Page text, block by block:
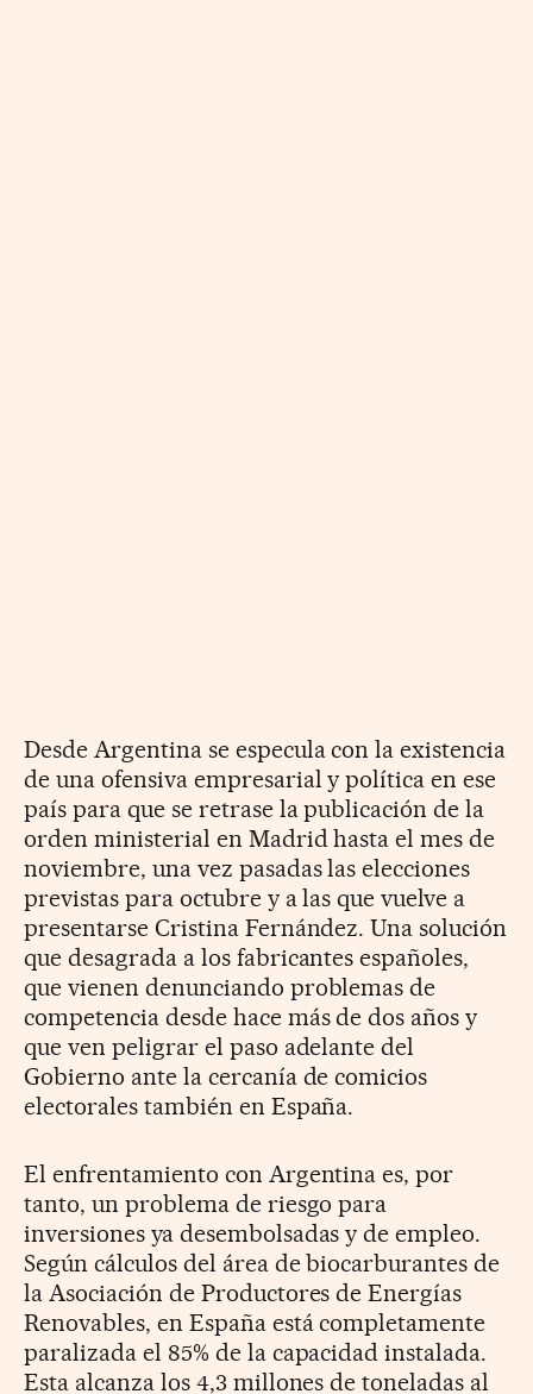
Desde Argentina se especula con la existencia
de una ofensiva empresarial y política en ese
país para que se retrase la publicación de la
orden ministerial en Madrid hasta el mes de
noviembre, una vez pasadas las elecciones
previstas para octubre y a las que vuelve a
presentarse Cristina Fernández. Una solución
que desagrada a los fabricantes españoles,
que vienen denunciando problemas de
competencia desde hace más de dos años y
que ven peligrar el paso adelante del
Gobierno ante la cercanía de comicios
electorales también en España.
El enfrentamiento con Argentina es, por
tanto, un problema de riesgo para
inversiones ya desembolsadas y de empleo.
Según cálculos del área de biocarburantes de
la Asociación de Productores de Energías
Renovables, en España está completamente
paralizada el 85% de la capacidad instalada.
Esta alcanza los 4,3 millones de toneladas al